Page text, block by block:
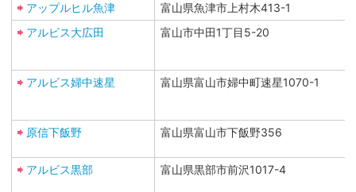
アップルヒル魚津
富山県魚津市上村木413-1
アルビス大広田
富山市中田1丁目5-20
アルビス婦中速星 富山県富山市婦中町速星1070-1
原信下飯野 富山県富山市下飯野356
アルビス黒部 富山県黒部市前沢1017-4